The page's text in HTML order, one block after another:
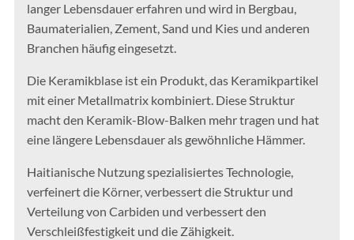
langer Lebensdauer erfahren und wird in Bergbau,
Baumaterialien, Zement, Sand und Kies und anderen
Branchen häufig eingesetzt.
Die Keramikblase ist ein Produkt, das Keramikpartikel
mit einer Metallmatrix kombiniert. Diese Struktur
macht den Keramik-Blow-Balken mehr tragen und hat
eine längere Lebensdauer als gewöhnliche Hämmer.
Haitianische Nutzung spezialisiertes Technologie,
verfeinert die Körner, verbessert die Struktur und
Verteilung von Carbiden und verbessert den
Verschleißfestigkeit und die Zähigkeit.